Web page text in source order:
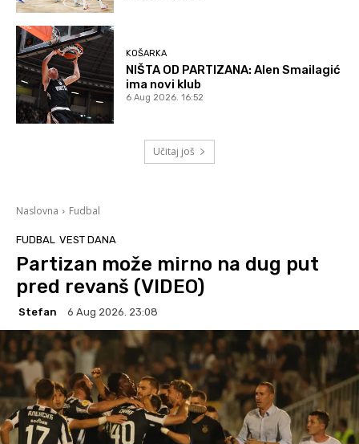
KOŠARKA
NIŠTA OD PARTIZANA: Alen Smailagić
ima novi klub
6 Aug 2026. 16:52
Učitaj još